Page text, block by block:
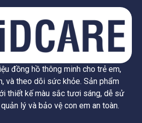
đồng hồ thông minh cho trẻ em,
và theo dõi sức khỏe. Sản phẩm
thiết kế màu sắc tươi sáng, dễ sử
lý và bảo vệ con em an toàn.